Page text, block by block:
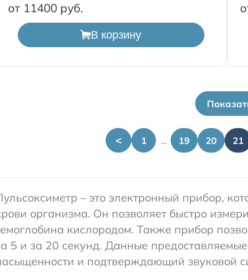
от 11400
В корзину
< 1 ... 19 20 21
– это электронный прибор,
организма. Он позволяет быстро
кислородом. Также прибор
5 и за 20 секунд. Данные
и подтверждающий звуковой